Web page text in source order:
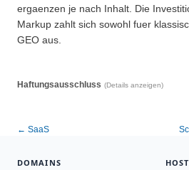
ergaenzen je nach Inhalt. Die
Markup zahlt sich sowohl fuer
GEO aus.
Haftungsausschluss (Details anzeigen)
← SaaS
DOMAINS